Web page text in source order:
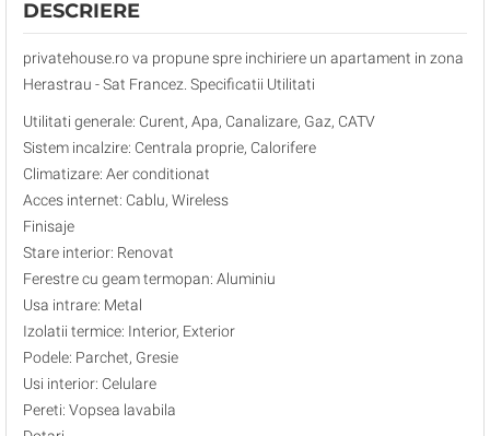
DESCRIERE
privatehouse.ro va propune spre inchiriere un apartament in zona
Herastrau - Sat Francez. Specificatii Utilitati
Utilitati generale: Curent, Apa, Canalizare, Gaz, CATV
Sistem incalzire: Centrala proprie, Calorifere
Climatizare: Aer conditionat
Acces internet: Cablu, Wireless
Finisaje
Stare interior: Renovat
Ferestre cu geam termopan: Aluminiu
Usa intrare: Metal
Izolatii termice: Interior, Exterior
Podele: Parchet, Gresie
Usi interior: Celulare
Pereti: Vopsea lavabila